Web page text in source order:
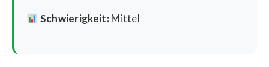
Schwierigkeit:Mittel